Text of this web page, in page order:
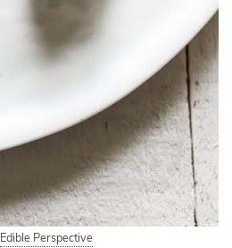
Edible Perspective